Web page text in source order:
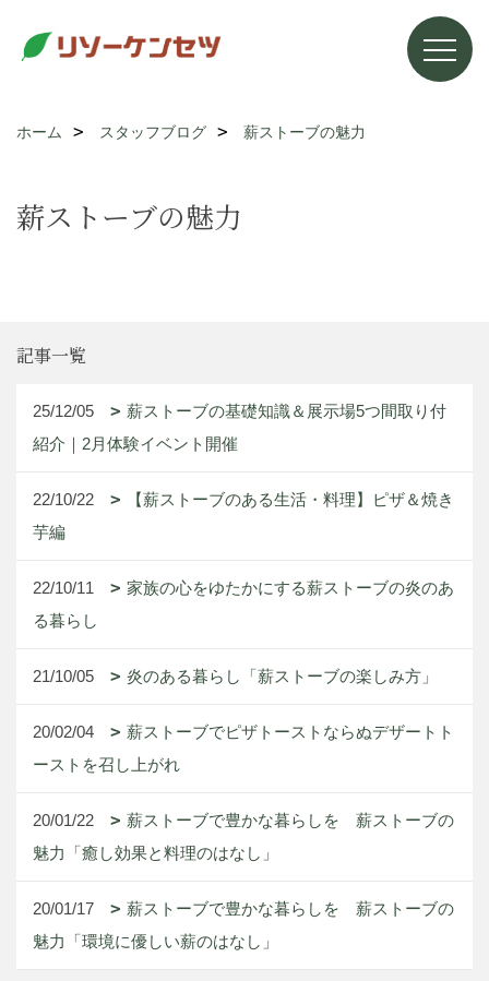
ホーム スタッフブログ 薪ストーブの魅力
薪ストーブの魅力
記事一覧
25/12/05
薪ストーブの基礎知識＆展示場5つ間取り付
紹介｜2月体験イベント開催
22/10/22
【薪ストーブのある生活・料理】ピザ＆焼き
芋編
22/10/11
家族の心をゆたかにする薪ストーブの炎のあ
る暮らし
21/10/05 炎のある暮らし「薪ストーブの楽しみ方」
20/02/04
薪ストーブでピザトーストならぬデザートト
ーストを召し上がれ
20/01/22
薪ストーブで豊かな暮らしを 薪ストーブの
魅力「癒し効果と料理のはなし」
20/01/17
薪ストーブで豊かな暮らしを 薪ストーブの
魅力「環境に優しい薪のはなし」